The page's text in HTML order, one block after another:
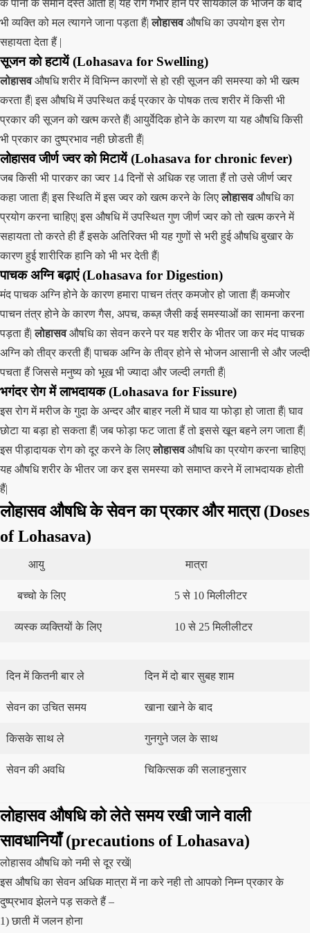
के पानी के समान दस्त आती हैं| यह रोग गंभीर होने पर सांयकाल के भोजन के बाद
भी व्यक्ति को मल त्यागने जाना पड़ता हैं|लोहासवऔषधि का उपयोग इस रोग
सहायता देता हैं |
सूजन को हटायें (Lohasava for Swelling)
लोहासवऔषधि शरीर में विभिन्न कारणों से हो रही सूजन की समस्या को भी खत्म
करता हैं| इस औषधि में उपस्थित कई प्रकार के पोषक तत्व शरीर में किसी भी
प्रकार की सूजन को खत्म करते हैं| आयुर्वेदिक होने के कारण या यह औषधि किसी
भी प्रकार का दुष्प्रभाव नही छोडती हैं|
लोहासव जीर्ण ज्वर को मिटायें (Lohasava for chronic fever)
जब किसी भी पारकर का ज्वर 14 दिनों से अधिक रह जाता हैं तो उसे जीर्ण ज्वर
कहा जाता हैं| इस स्थिति में इस ज्वर को खत्म करने के लिएलोहासवऔषधि का
प्रयोग करना चाहिए| इस औषधि में उपस्थित गुण जीर्ण ज्वर को तो खत्म करने में
सहायता तो करते ही हैं इसके अतिरिक्त भी यह गुणों से भरी हुई औषधि बुखार के
कारण हुई शारीरिक हानि को भी भर देती हैं|
पाचक अग्नि बढ़ाएं (Lohasava for Digestion)
मंद पाचक अग्नि होने के कारण हमारा पाचन तंत्र कमजोर हो जाता हैं| कमजोर
पाचन तंत्र होने के कारण गैस, अपच, कब्ज़ जैसी कई समस्याओं का सामना करना
पड़ता हैं|लोहासवऔषधि का सेवन करने पर यह शरीर के भीतर जा कर मंद पाचक
अग्नि को तीव्र करती हैं| पाचक अग्नि के तीव्र होने से भोजन आसानी से और जल्दी
पचता हैं जिससे मनुष्य को भूख भी ज्यादा और जल्दी लगती हैं|
भगंदर रोग में लाभदायक (Lohasava for Fissure)
इस रोग में मरीज के गुदा के अन्दर और बाहर नली में घाव या फोड़ा हो जाता हैं| घाव
छोटा या बड़ा हो सकता हैं| जब फोड़ा फट जाता हैं तो इससे खून बहने लग जाता हैं|
इस पीड़ादायक रोग को दूर करने के लिएलोहासवऔषधि का प्रयोग करना चाहिए|
यह औषधि शरीर के भीतर जा कर इस समस्या को समाप्त करने में लाभदायक होती
हैं|
लोहासव औषधि के सेवन का प्रकार और मात्रा (Doses
of Lohasava)
आयु मात्रा
बच्चो के लिए 5 से 10 मिलीलीटर
व्यस्क व्यक्तियों के लिए 10 से 25 मिलीलीटर
दिन में कितनी बार ले दिन में दो बार सुबह शाम
सेवन का उचित समय खाना खाने के बाद
किसके साथ ले गुनगुने जल के साथ
सेवन की अवधि चिकित्सक की सलाहनुसार
लोहासव औषधि को लेते समय रखी जाने वाली
सावधानियाँ (precautions of Lohasava)
लोहासव औषधि को नमी से दूर रखें|
इस औषधि का सेवन अधिक मात्रा में ना करे नही तो आपको निम्न प्रकार के
दुष्प्रभाव झेलने पड़ सकते हैं –
1) छाती में जलन होना